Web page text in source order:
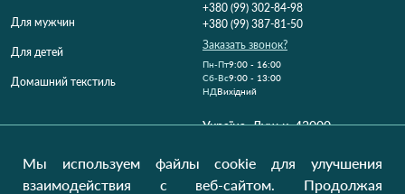
Для мужчин
Для детей
Домашний текстиль
+380 (99) 302-84-98
+380 (99) 387-81-50
Заказать звонок?
Пн-Пт9:00 - 16:00
Cб-Вс9:00 - 13:00
НДВихідний
Україна, Луцьк, 43000
Наши обновления
Мы используем файлы cookie для улучшения
взаимодействия с веб-сайтом. Продолжая